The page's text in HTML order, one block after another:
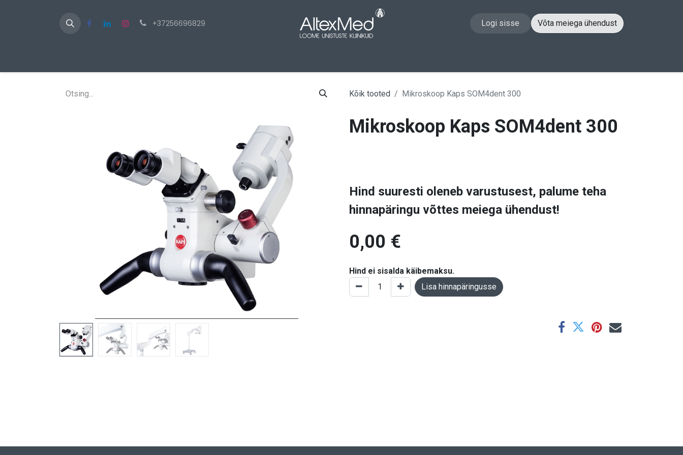
+37256696829 Logi sisse Võta meiega ühendust
Kõik tooted Mikroskoop Kaps SOM4dent 300
Mikroskoop Kaps SOM4dent 300
Hind suuresti oleneb varustusest, palume teha
hinnapäringu võttes meiega ühendust!
0,00 €
Hind ei sisalda käibemaksu.
Lisa hinnapäringusse